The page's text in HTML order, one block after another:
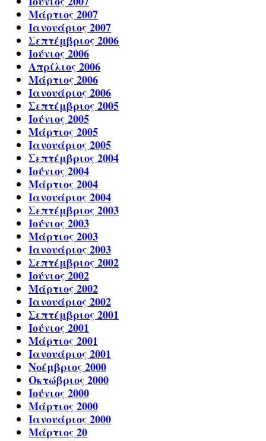
Μάρτιος 2007
Ιανουάριος 2007
Σεπτέμβριος 2006
Ιούνιος 2006
Απρίλιος 2006
Μάρτιος 2006
Ιανουάριος 2006
Σεπτέμβριος 2005
Ιούνιος 2005
Μάρτιος 2005
Ιανουάριος 2005
Σεπτέμβριος 2004
Ιούνιος 2004
Μάρτιος 2004
Ιανουάριος 2004
Σεπτέμβριος 2003
Ιούνιος 2003
Μάρτιος 2003
Ιανουάριος 2003
Σεπτέμβριος 2002
Ιούνιος 2002
Μάρτιος 2002
Ιανουάριος 2002
Σεπτέμβριος 2001
Ιούνιος 2001
Μάρτιος 2001
Ιανουάριος 2001
Νοέμβριος 2000
Οκτώβριος 2000
Ιούνιος 2000
Μάρτιος 2000
Ιανουάριος 2000
Μάρτιος 20